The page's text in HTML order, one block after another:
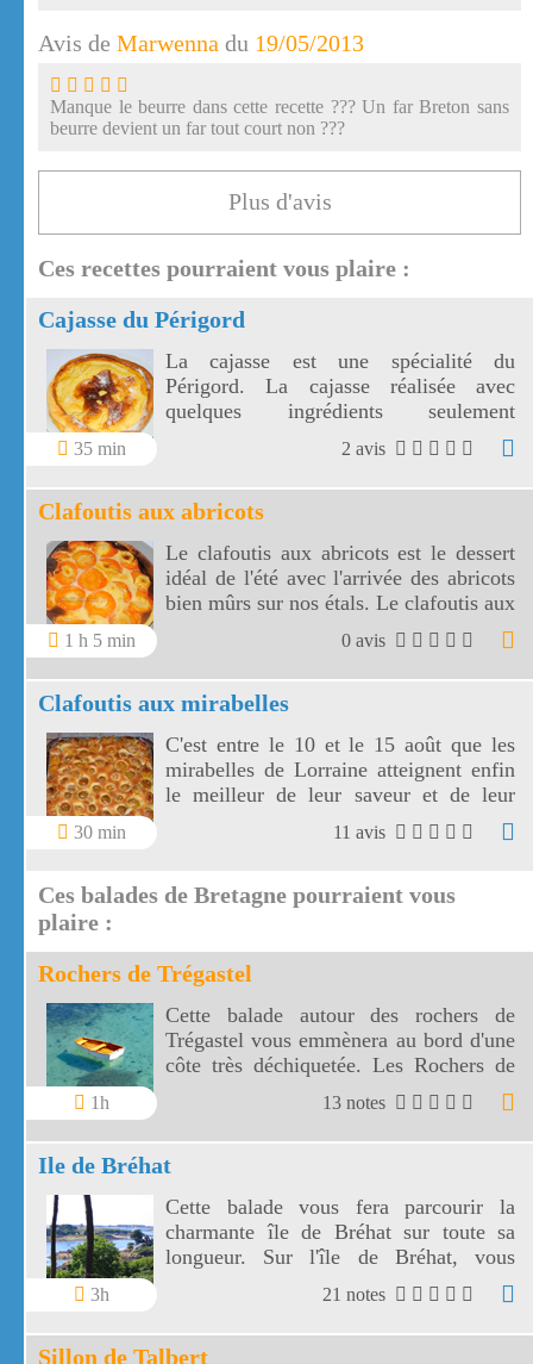
Avis de Marwenna du 19/05/2013
Manque le beurre dans cette recette ??? Un far Breton sans
beurre devient un far tout court non ???
Plus d'avis
Ces recettes pourraient vous plaire :
Cajasse du Périgord
35 min
La cajasse est une spécialité du
Périgord. La cajasse réalisée avec
quelques ingrédients seulement
accompagnera une boisson chaude.
2 avis
Clafoutis aux abricots
1 h 5 min
Le clafoutis aux abricots est le dessert
idéal de l'été avec l'arrivée des abricots
bien mûrs sur nos étals. Le clafoutis aux
abricots est un dessert fruité plein de
0 avis
Clafoutis aux mirabelles
30 min
C'est entre le 10 et le 15 août que les
mirabelles de Lorraine atteignent enfin
le meilleur de leur saveur et de leur
maturité. Voici une façon de les
déguster: un clafoutis aux mirabelles
11 avis
Ces balades de Bretagne pourraient vous
plaire :
Rochers de Trégastel
1h
Cette balade autour des rochers de
Trégastel vous emmènera au bord d'une
côte très déchiquetée. Les Rochers de
Trégastel sont spectaculaires et leurs
formes sont évocatrices.
13 notes
Ile de Bréhat
3h
Cette balade vous fera parcourir la
charmante île de Bréhat sur toute sa
longueur. Sur l'île de Bréhat, vous
découvrirez une végétation surprenante
avec des palmiers et des plantes
méditerranéennes.
21 notes
Sillon de Talbert